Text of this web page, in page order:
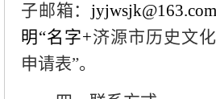
子邮箱：
明“名字+济源市历史文
申请表”。